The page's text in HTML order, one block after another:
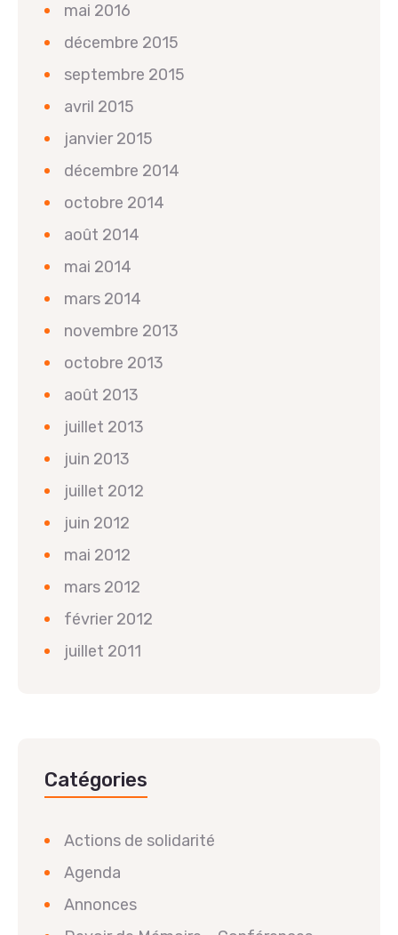
mai 2016
décembre 2015
septembre 2015
avril 2015
janvier 2015
décembre 2014
octobre 2014
août 2014
mai 2014
mars 2014
novembre 2013
octobre 2013
août 2013
juillet 2013
juin 2013
juillet 2012
juin 2012
mai 2012
mars 2012
février 2012
juillet 2011
Catégories
Actions de solidarité
Agenda
Annonces